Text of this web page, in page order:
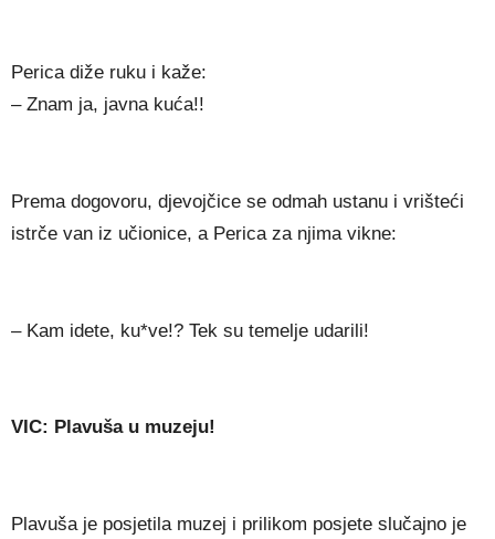
Perica diže ruku i kaže:
– Znam ja, javna kuća!!
Prema dogovoru, djevojčice se odmah ustanu i vrišteći
istrče van iz učionice, a Perica za njima vikne:
– Kam idete, ku*ve!? Tek su temelje udarili!
VIC: Plavuša u muzeju!
Plavuša je posjetila muzej i prilikom posjete slučajno je